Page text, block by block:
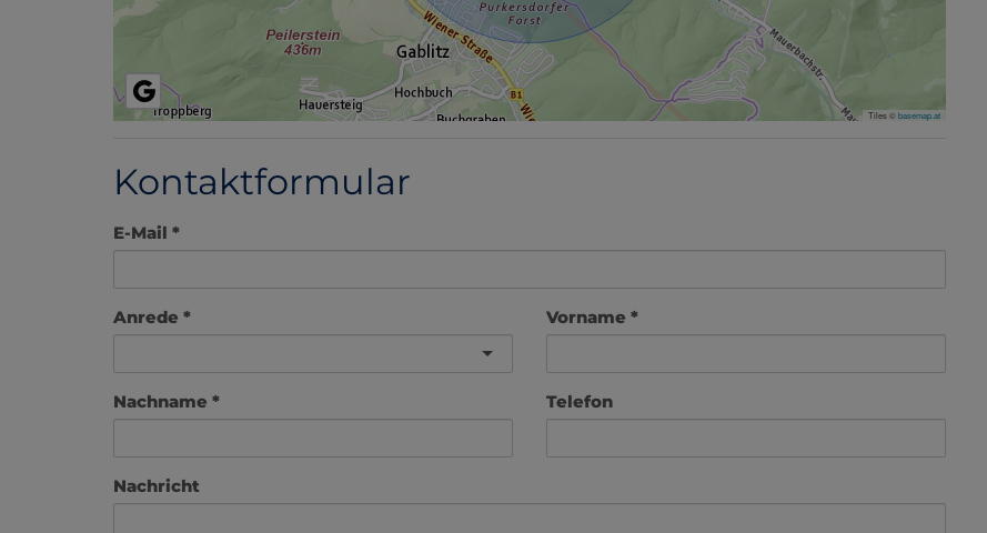
Tiles ©basemap.at
Kontaktformular
E-Mail
Anrede Vorname
Nachname Telefon
Nachricht